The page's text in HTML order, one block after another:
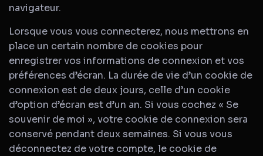
navigateur.
Lorsque vous vous connecterez, nous mettrons en
place un certain nombre de cookies pour
enregistrer vos informations de connexion et vos
préférences d’écran. La durée de vie d’un cookie de
connexion est de deux jours, celle d’un cookie
d’option d’écran est d’un an. Si vous cochez « Se
souvenir de moi », votre cookie de connexion sera
conservé pendant deux semaines. Si vous vous
déconnectez de votre compte, le cookie de